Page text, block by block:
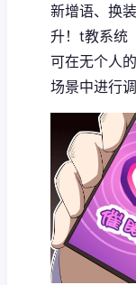
新增语、换
升！t教系统
可在无个人
场景中进行